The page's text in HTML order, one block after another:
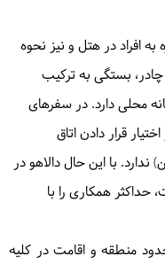
افراد در هتل و نیز نحوه
چادر، بستگی به ترکیب
محلی دارد. در سفرهای
قرار دادن اتاق
با این حال دالاهو در
حداکثر همکاری را با
منطقه و اقامت در کلیه